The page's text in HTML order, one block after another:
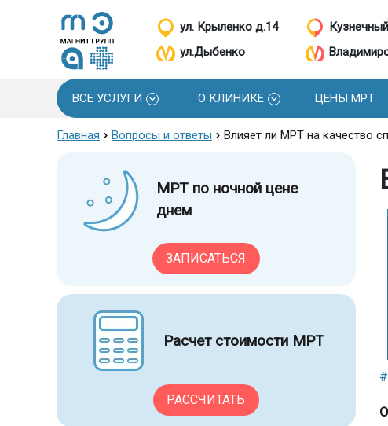
ул. Крыленко д.14
ул.Дыбенко
ВСЕ УСЛУГИ О КЛИНИКЕ ЦЕНЫ МРТ
Главная Вопросы и ответы Влияет ли МРТ на качество
МРТ по ночной цене
днем
ЗАПИСАТЬСЯ
Расчет стоимости МРТ
РАССЧИТАТЬ